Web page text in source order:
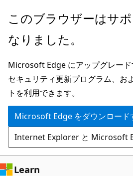
メ
ン
ン
テ
ン
ツ
に
ス
キ
ッ
このブラウザーはサ
なりました。
Microsoft Edge にアップグレード
セキュリティ更新プログラム、お
トを利用できます。
Microsoft Edge をダウンロード
Internet Explorer と Microsoft
Learn